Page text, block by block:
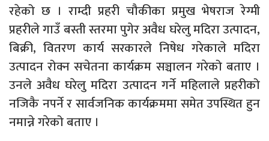
रहेको छ । राम्दी प्रहरी चौकीका प्रमुख भेषराज रेग्मी
प्रहरीले गाउँ बस्ती स्तरमा पुगेर अवैध घरेलु मदिरा उत्पादन,
बिक्री, वितरण कार्य सरकारले निषेध गरेकाले मदिरा
उत्पादन रोक्न सचेतना कार्यक्रम सञ्चालन गरेको बताए ।
उनले अवैध घरेलु मदिरा उत्पादन गर्ने महिलाले प्रहरीको
नजिकै नपर्ने र सार्वजनिक कार्यक्रममा समेत उपस्थित हुन
नमान्ने गरेको बताए ।